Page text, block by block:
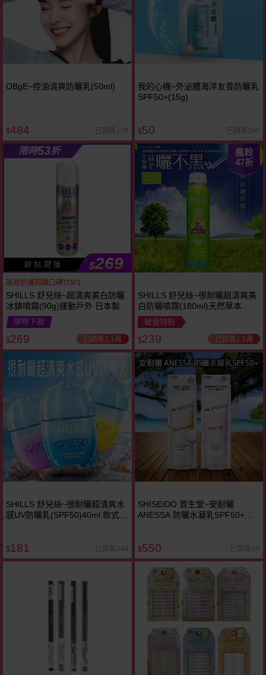
OBgE~控油清爽防曬乳(50ml)
$484 已銷售176
我的心機~外泌體海洋友善防曬乳
SPF50+(15g)
$50 已銷售295
限時53折
即 刻 開 搶 $269
高效防護回購口碑TOP1
SHILLS 舒兒絲~超清爽美白防曬
冰鎮噴霧(90g)運動戶外 日本製
限時下殺
$269 已銷售1.1萬
瘋殺
47折
SHILLS 舒兒絲~很耐曬超清爽美
白防曬噴霧(180ml)天然草本
SPF50+
破盤特殺
$239 已銷售1.5萬
SHILLS 舒兒絲~很耐曬超清爽水
感UV防曬乳(SPF50)40ml 款式可
$181 已銷售244
SHISEIDO 資生堂~安耐曬
ANESSA 防曬水凝乳SPF50+
$550 已銷售69